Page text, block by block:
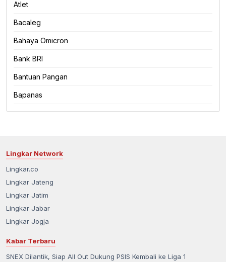
Atlet
Bacaleg
Bahaya Omicron
Bank BRI
Bantuan Pangan
Bapanas
Lingkar Network
Lingkar.co
Lingkar Jateng
Lingkar Jatim
Lingkar Jabar
Lingkar Jogja
Kabar Terbaru
SNEX Dilantik, Siap All Out Dukung PSIS Kembali ke Liga 1